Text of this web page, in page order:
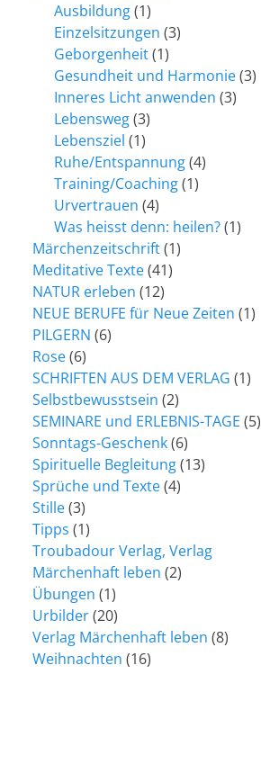
Ausbildung(1)
Einzelsitzungen (3)
Geborgenheit(1)
Gesundheit und Harmonie(3)
Inneres Licht anwenden (3)
Lebensweg(3)
Lebensziel (1)
Ruhe/Entspannung(4)
Training/Coaching(1)
Urvertrauen (4)
Was heisst denn: heilen?(1)
Märchenzeitschrift(1)
Meditative Texte(41)
NATUR erleben (12)
NEUE BERUFE für Neue Zeiten (1)
PILGERN (6)
Rose(6)
SCHRIFTEN AUS DEM VERLAG (1)
Selbstbewusstsein (2)
SEMINARE und ERLEBNIS-TAGE (5)
Sonntags-Geschenk(6)
Spirituelle Begleitung(13)
Sprüche und Texte(4)
Stille(3)
Tipps (1)
Troubadour Verlag, Verlag
Märchenhaft leben (2)
Übungen (1)
Urbilder(20)
Verlag Märchenhaft leben (8)
Weihnachten (16)